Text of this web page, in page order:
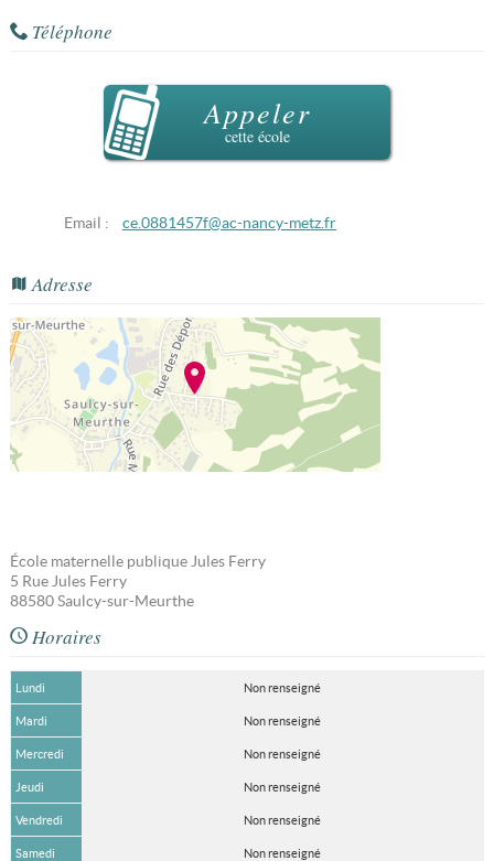
Téléphone
Appeler
cette école
Email : ce.0881457f@ac-nancy-metz.fr
Adresse
École maternelle publique Jules Ferry
5 Rue Jules Ferry
88580 Saulcy-sur-Meurthe
Horaires
Lundi Non renseigné
Mardi Non renseigné
Mercredi Non renseigné
Jeudi Non renseigné
Vendredi Non renseigné
Samedi Non renseigné